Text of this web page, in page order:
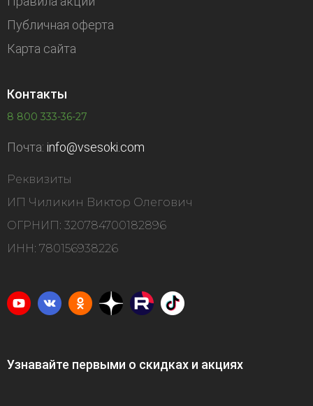
Публичная оферта
Карта сайта
Контакты
8 800 333-36-27
Почта: info@vsesoki.com
Реквизиты
ИП Чиликин Виктор Олегович
ОГРНИП: 320784700182896
ИНН: 780156938226
Узнавайте первыми о скидках и акциях